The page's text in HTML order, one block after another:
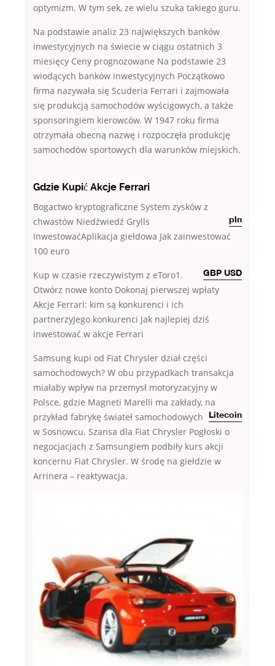
optymizm. W tym sek, ze wielu szuka takiego guru.
Na podstawie analiz 23 największych banków
inwestycyjnych na świecie w ciągu ostatnich 3
miesięcy Ceny prognozowane Na podstawie 23
wiodących banków inwestycyjnych Początkowo
firma nazywała się Scuderia Ferrari i zajmowała
się produkcją samochodów wyścigowych, a także
sponsoringiem kierowców. W 1947 roku firma
otrzymała obecną nazwę i rozpoczęła produkcję
samochodów sportowych dla warunków miejskich.
Gdzie Kupić Akcje Ferrari
Bogactwo kryptograficzne System zysków z
chwastów Niedźwiedź Grylls
pln
InwestowaćAplikacja giełdowa Jak zainwestować
100 euro
Kup GBP USD
w czasie rzeczywistym z eToro1.
Otwórz nowe konto Dokonaj pierwszej wpłaty
Akcje Ferrari: kim są konkurenci i ich
partnerzyJego konkurenci Jak najlepiej dziś
inwestować w akcje Ferrari
Samsung kupi od Fiat Chrysler dział części
samochodowych? W obu przypadkach transakcja
miałaby wpływ na przemysł motoryzacyjny w
Polsce, gdzie Magneti Marelli ma zakłady, na
przykład fabrykę
Litecoin
świateł samochodowych
w Sosnowcu. Szansa dla Fiat Chrysler Pogłoski o
negocjacjach z Samsungiem podbiły kurs akcji
koncernu Fiat Chrysler. W środę na giełdzie w
Arrinera – reaktywacja.